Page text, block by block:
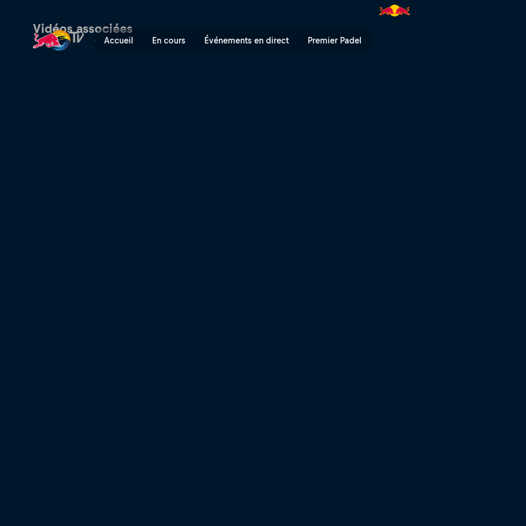
Accueil En cours Événements en direct Premier Padel
Drift Masters: Finlande – Qualifications en direct | Red
Vidéos associées